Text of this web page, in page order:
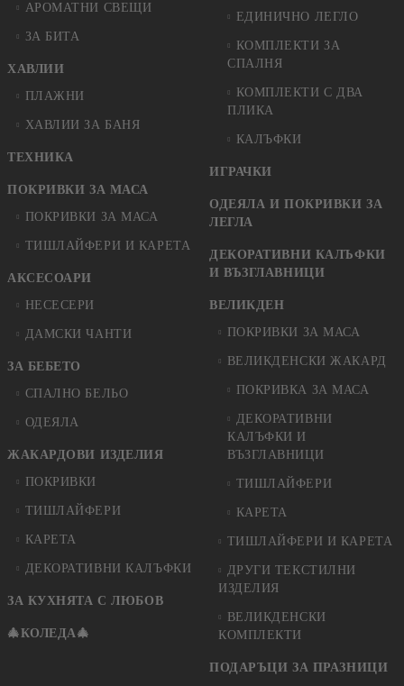
АРОМАТНИ СВЕЩИ
ЗА БИТА
ХАВЛИИ
ПЛАЖНИ
ХАВЛИИ ЗА БАНЯ
ТЕХНИКА
ПОКРИВКИ ЗА МАСА
ПОКРИВКИ ЗА МАСА
ТИШЛАЙФЕРИ И КАРЕТА
АКСЕСОАРИ
НЕСЕСЕРИ
ДАМСКИ ЧАНТИ
ЗА БЕБЕТО
СПАЛНО БЕЛЬО
ОДЕЯЛА
ЖАКАРДОВИ ИЗДЕЛИЯ
ПОКРИВКИ
ТИШЛАЙФЕРИ
КАРЕТА
ДЕКОРАТИВНИ КАЛЪФКИ
ЗА КУХНЯТА С ЛЮБОВ
🎄КОЛЕДА🎄
ЕДИНИЧНО ЛЕГЛО
КОМПЛЕКТИ ЗА
СПАЛНЯ
КОМПЛЕКТИ С ДВА
ПЛИКА
КАЛЪФКИ
ИГРАЧКИ
ОДЕЯЛА И ПОКРИВКИ ЗА
ЛЕГЛА
ДЕКОРАТИВНИ КАЛЪФКИ
И ВЪЗГЛАВНИЦИ
ВЕЛИКДЕН
ПОКРИВКИ ЗА МАСА
ВЕЛИКДЕНСКИ ЖАКАРД
ПОКРИВКА ЗА МАСА
ДЕКОРАТИВНИ
КАЛЪФКИ И
ВЪЗГЛАВНИЦИ
ТИШЛАЙФЕРИ
КАРЕТА
ТИШЛАЙФЕРИ И КАРЕТА
ДРУГИ ТЕКСТИЛНИ
ИЗДЕЛИЯ
ВЕЛИКДЕНСКИ
КОМПЛЕКТИ
ПОДАРЪЦИ ЗА ПРАЗНИЦИ